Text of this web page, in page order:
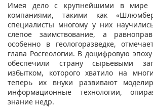
Имея дело с крупнейшими в мире
компаниями, такими как
специалисты многому у них
слепое заимствование, а
особенно в геологоразведке,
глава Росгеологии. В доцифровую эпоху
обеспечили страну сырьевыми
избытком, которого хватило на
теперь их внуки развивают
информационные технологии,
знание недр.